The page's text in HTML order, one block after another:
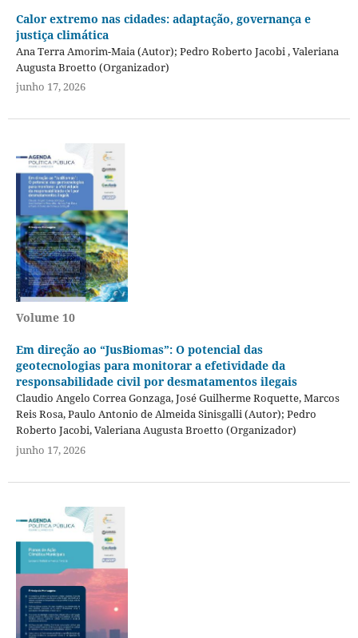
Calor extremo nas cidades: adaptação, governança e
justiça climática
Ana Terra Amorim-Maia (Autor); Pedro Roberto Jacobi , Valeriana
Augusta Broetto (Organizador)
junho 17, 2026
Volume 10
Em direção ao “JusBiomas”: O potencial das
geotecnologias para monitorar a efetividade da
responsabilidade civil por desmatamentos ilegais
Claudio Angelo Correa Gonzaga, José Guilherme Roquette, Marcos
Reis Rosa, Paulo Antonio de Almeida Sinisgalli (Autor); Pedro
Roberto Jacobi, Valeriana Augusta Broetto (Organizador)
junho 17, 2026